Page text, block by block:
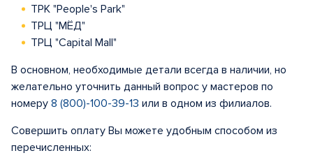
ТРК "People's Park"
ТРЦ "МЁД"
ТРЦ "Capital Mall"
В основном, необходимые детали всегда в наличии, но
желательно уточнить данный вопрос у мастеров по
номеру 8 (800)-100-39-13 или в одном из филиалов.
Совершить оплату Вы можете удобным способом из
перечисленных: